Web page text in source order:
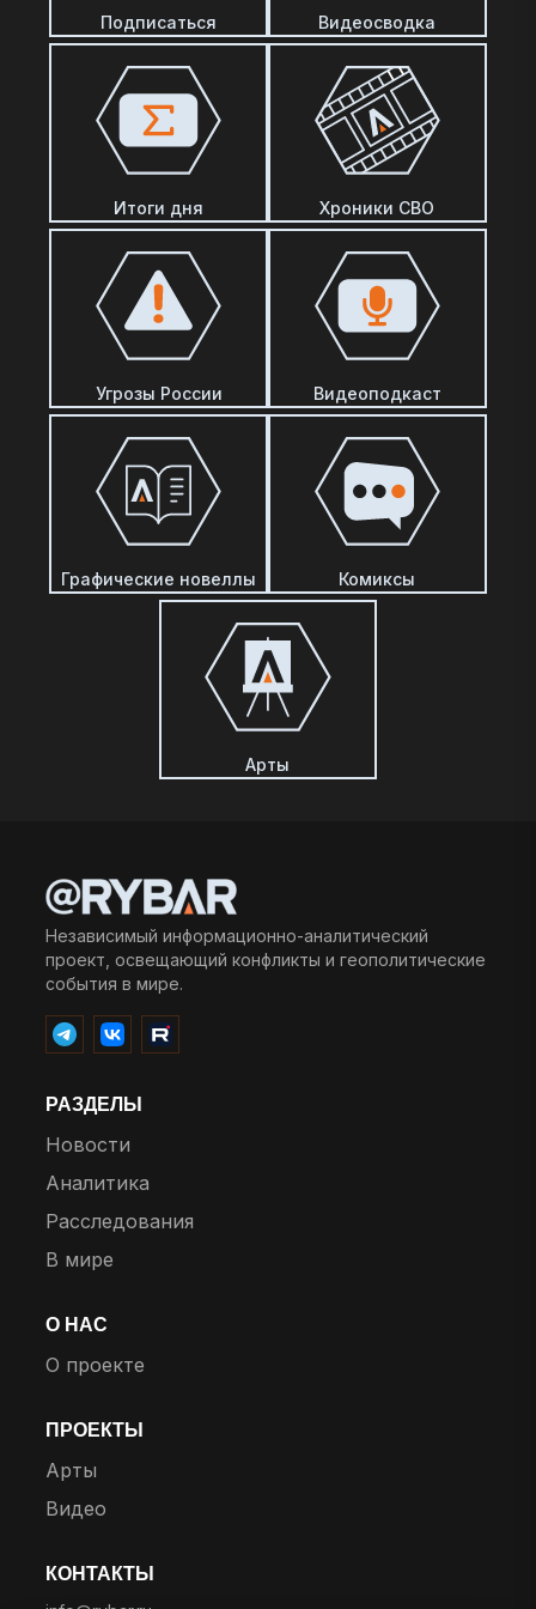
Подписаться Видеосводка
Итоги дня Хроники СВО
Угрозы России Видеоподкаст
Графические новеллы Комиксы
Арты
Независимый информационно-аналитический
проект, освещающий конфликты и геополитические
события в мире.
РАЗДЕЛЫ
Новости
Аналитика
Расследования
В мире
О НАС
О проекте
ПРОЕКТЫ
Арты
Видео
КОНТАКТЫ